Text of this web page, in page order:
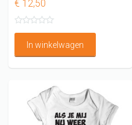
€ 12,50
In winkelwagen